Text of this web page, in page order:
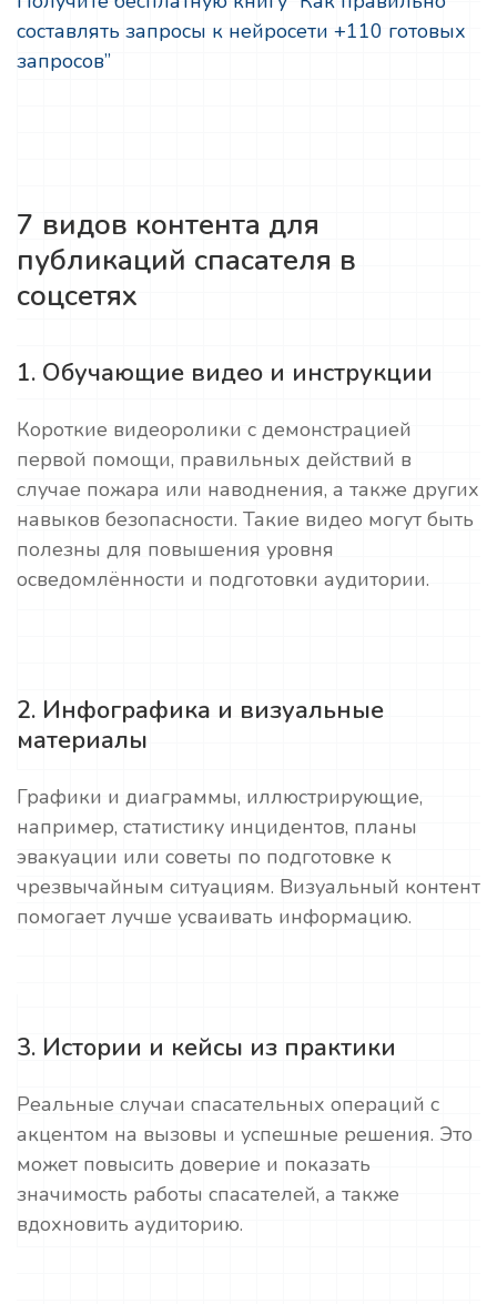
составлять запросы к нейросети +110 готовых
запросов”
7 видов контента для
публикаций спасателя в
соцсетях
1. Обучающие видео и инструкции
Короткие видеоролики с демонстрацией
первой помощи, правильных действий в
случае пожара или наводнения, а также других
навыков безопасности. Такие видео могут быть
полезны для повышения уровня
осведомлённости и подготовки аудитории.
2. Инфографика и визуальные
материалы
Графики и диаграммы, иллюстрирующие,
например, статистику инцидентов, планы
эвакуации или советы по подготовке к
чрезвычайным ситуациям. Визуальный контент
помогает лучше усваивать информацию.
3. Истории и кейсы из практики
Реальные случаи спасательных операций с
акцентом на вызовы и успешные решения. Это
может повысить доверие и показать
значимость работы спасателей, а также
вдохновить аудиторию.